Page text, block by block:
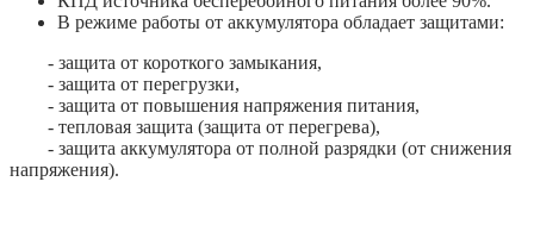
В режиме работы от аккумулятора обладает защитами:
- защита от короткого замыкания,
- защита от перегрузки,
- защита от повышения напряжения питания,
- тепловая защита (защита от перегрева),
- защита аккумулятора от полной разрядки (от снижения
напряжения).